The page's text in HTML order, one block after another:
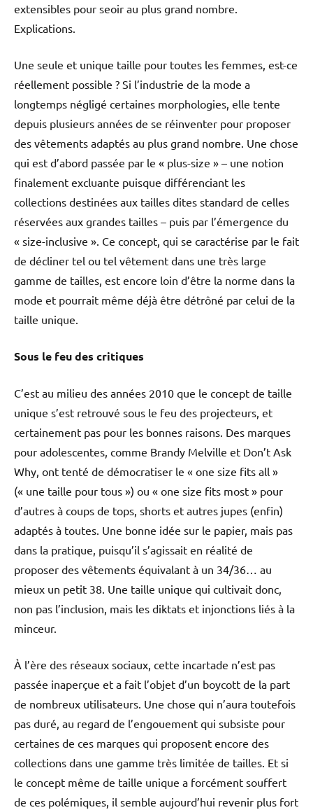
extensibles pour seoir au plus grand nombre.
Explications.
Une seule et unique taille pour toutes les femmes, est-ce
réellement possible ? Si l’industrie de la mode a
longtemps négligé certaines morphologies, elle tente
depuis plusieurs années de se réinventer pour proposer
des vêtements adaptés au plus grand nombre. Une chose
qui est d’abord passée par le « plus-size » – une notion
finalement excluante puisque différenciant les
collections destinées aux tailles dites standard de celles
réservées aux grandes tailles – puis par l’émergence du
« size-inclusive ». Ce concept, qui se caractérise par le fait
de décliner tel ou tel vêtement dans une très large
gamme de tailles, est encore loin d’être la norme dans la
mode et pourrait même déjà être détrôné par celui de la
taille unique.
Sous le feu des critiques
C’est au milieu des années 2010 que le concept de taille
unique s’est retrouvé sous le feu des projecteurs, et
certainement pas pour les bonnes raisons. Des marques
pour adolescentes, comme Brandy Melville et Don’t Ask
Why, ont tenté de démocratiser le « one size fits all »
(« une taille pour tous ») ou « one size fits most » pour
d’autres à coups de tops, shorts et autres jupes (enfin)
adaptés à toutes. Une bonne idée sur le papier, mais pas
dans la pratique, puisqu’il s’agissait en réalité de
proposer des vêtements équivalant à un 34/36… au
mieux un petit 38. Une taille unique qui cultivait donc,
non pas l’inclusion, mais les diktats et injonctions liés à la
minceur.
À l’ère des réseaux sociaux, cette incartade n’est pas
passée inaperçue et a fait l’objet d’un boycott de la part
de nombreux utilisateurs. Une chose qui n’aura toutefois
pas duré, au regard de l’engouement qui subsiste pour
certaines de ces marques qui proposent encore des
collections dans une gamme très limitée de tailles. Et si
le concept même de taille unique a forcément souffert
de ces polémiques, il semble aujourd’hui revenir plus fort